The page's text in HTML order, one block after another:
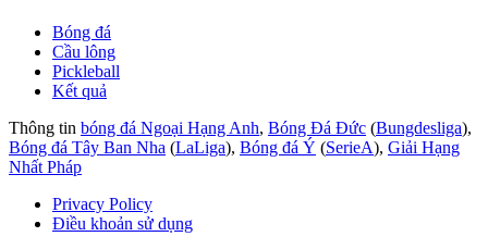
Bóng đá
Cầu lông
Pickleball
Kết quả
Thông tin bóng đá Ngoại Hạng Anh, Bóng Đá Đức (Bungdesliga),
Bóng đá Tây Ban Nha (LaLiga), Bóng đá Ý (SerieA), Giải Hạng
Nhất Pháp
Privacy Policy
Điều khoản sử dụng